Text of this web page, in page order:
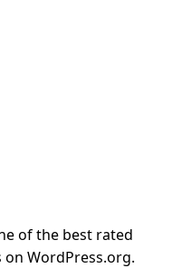
of the best rated
WordPress.org.